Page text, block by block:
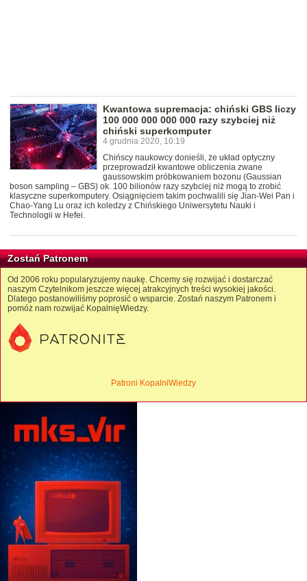
Kwantowa supremacja: chiński GBS liczy
100 000 000 000 000 razy szybciej niż
chiński superkomputer
4 grudnia 2020, 10:19
Chińscy naukowcy donieśli, że układ optyczny
przeprowadził kwantowe obliczenia zwane
gaussowskim próbkowaniem bozonu (Gaussian
boson sampling – GBS) ok. 100 bilionów razy szybciej niż mogą to zrobić
klasyczne superkomputery. Osiągnięciem takim pochwalili się Jian-Wei Pan i
Chao-Yang Lu oraz ich koledzy z Chińskiego Uniwersytetu Nauki i
Technologii w Hefei.
Zostań Patronem
Od 2006 roku popularyzujemy naukę. Chcemy się rozwijać i dostarczać
naszym Czytelnikom jeszcze więcej atrakcyjnych treści wysokiej jakości.
Dlatego postanowiliśmy poprosić o wsparcie. Zostań naszym Patronem i
pomóż nam rozwijać KopalnięWiedzy.
Patroni KopalniWiedzy